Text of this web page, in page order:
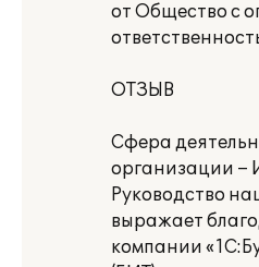
от Общество с
ОТЗЫВ
Сфера
организации –
Руководство
выражает
компании